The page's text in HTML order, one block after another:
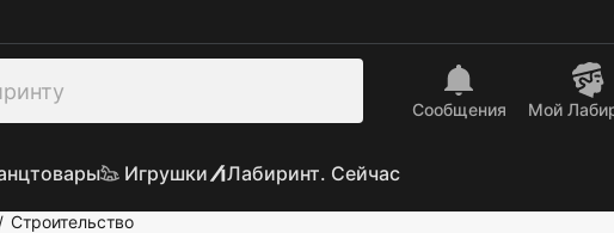
Сообщения Mой
Игрушки Лабиринт. Сейчас
/ Строительство